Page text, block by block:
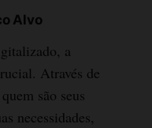
Alvo
a
Através de
são seus
necessidades,